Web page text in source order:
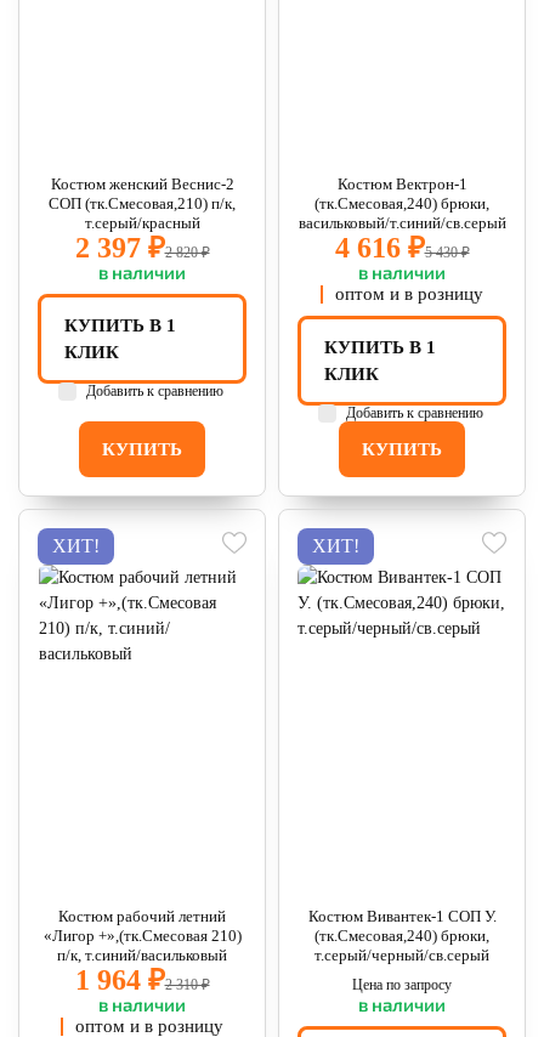
Костюм женский Веснис-2
СОП (тк.Смесовая,210) п/к,
т.серый/красный
2 397 ₽2 820 ₽
в наличии
КУПИТЬ
КУПИТЬ В 1
КЛИК
Добавить к сравнению
Костюм Вектрон-1
(тк.Смесовая,240) брюки,
васильковый/т.синий/св.серый
4 616 ₽5 430 ₽
в наличии
оптом и в розницу
КУПИТЬ
КУПИТЬ В 1
КЛИК
Добавить к сравнению
ХИТ!
Костюм рабочий летний
«Лигор +»,(тк.Смесовая 210)
п/к, т.синий/васильковый
1 964 ₽2 310 ₽
в наличии
оптом и в розницу
ХИТ!
Костюм Вивантек-1 СОП У.
(тк.Смесовая,240) брюки,
т.серый/черный/св.серый
Цена по запросу
в наличии